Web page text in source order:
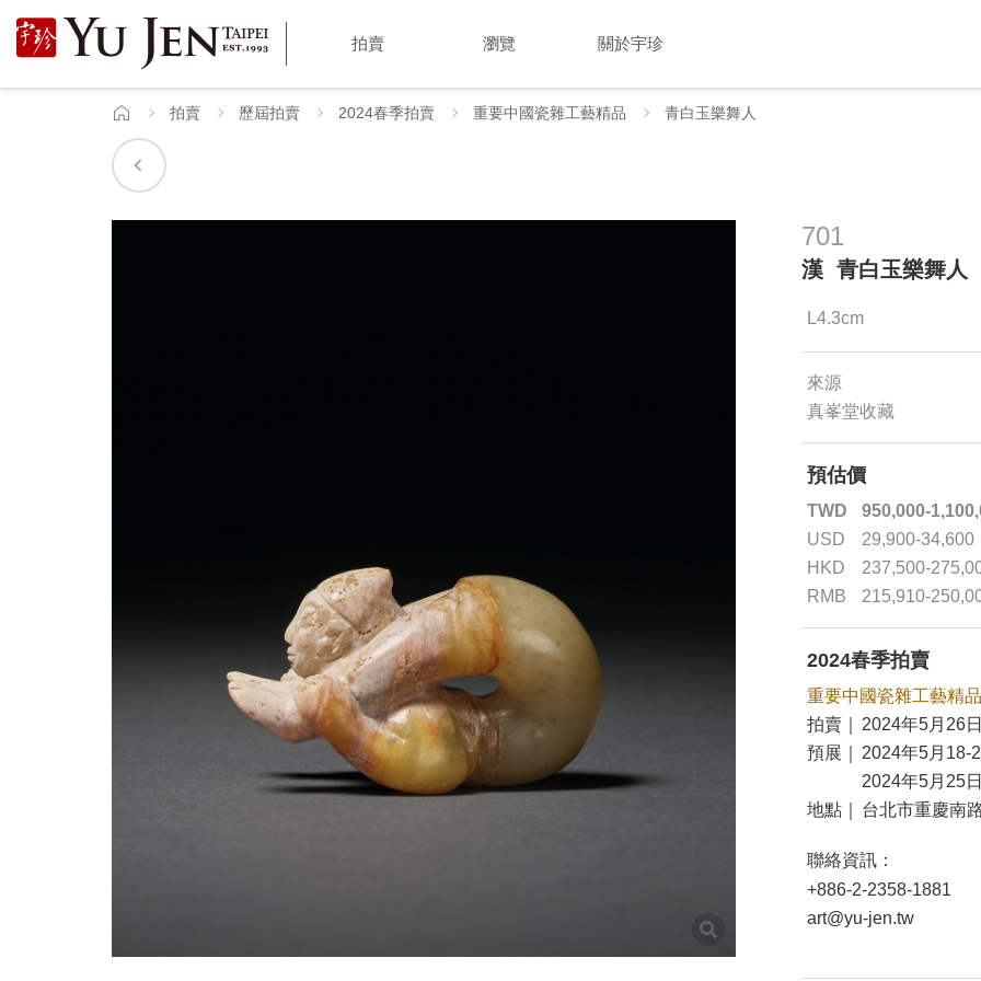
宇
珍
拍賣 瀏覽 關於宇珍
首
頁
拍賣 歷屆拍賣 2024春季拍賣 重要中國瓷雜工藝精品 青白玉樂舞人
701
漢 青白玉樂舞人
L4.3cm
來源
真峯堂收藏
預估價
TWD
950,000-
USD
29,900-34,600
HKD
237,500-
RMB
215,910-
2024春季拍賣
重要中國瓷雜工藝精品
拍賣｜
2024年5月26
預展｜
2024年5月18-
2024年5月25
地點｜
台北市重慶南
聯絡資訊：
+886-2-2358-1881
art@yu-jen.tw